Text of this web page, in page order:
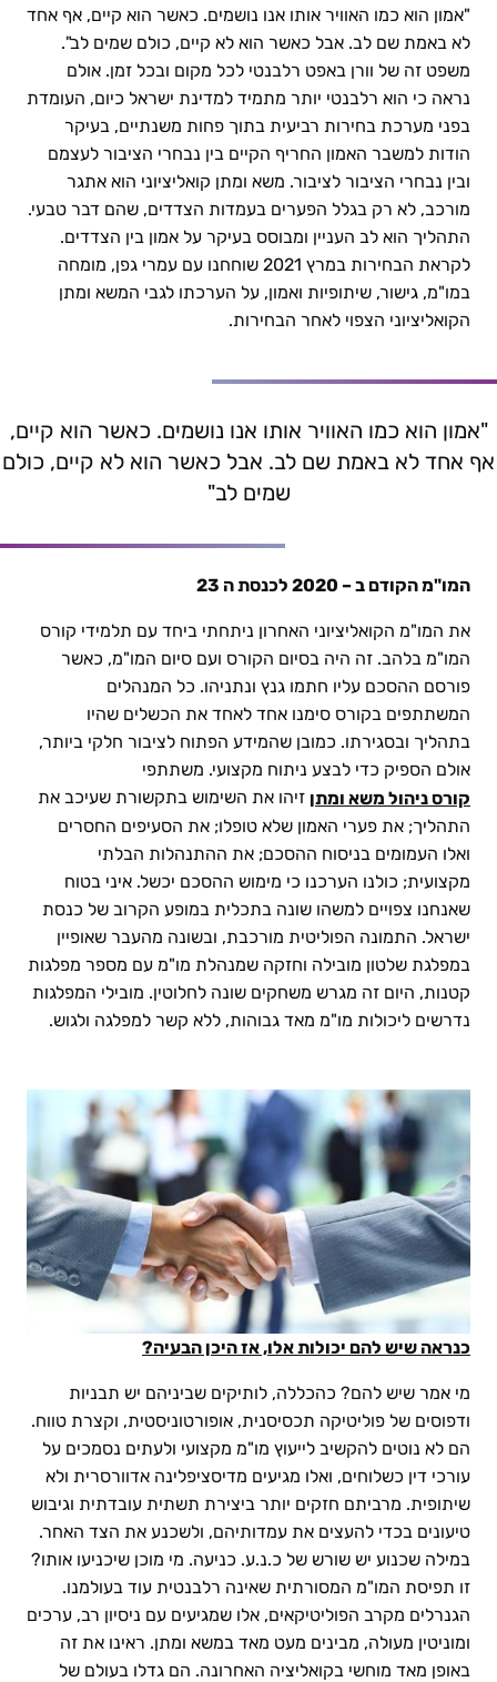
חשיבות האמון במשא ומתן קואליציוני | עמרי גפן
"אמון הוא כמו האוויר אותו אנו נושמים. כאשר הוא קיים, אף אחד
לא באמת שם לב. אבל כאשר הוא לא קיים, כולם שמים לב".
משפט זה של וורן באפט רלבנטי לכל מקום ובכל זמן. אולם
נראה כי הוא רלבנטי יותר מתמיד למדינת ישראל כיום, העומדת
בפני מערכת בחירות רביעית בתוך פחות משנתיים, בעיקר
הודות למשבר האמון החריף הקיים בין נבחרי הציבור לעצמם
ובין נבחרי הציבור לציבור. משא ומתן קואליציוני הוא אתגר
מורכב, לא רק בגלל הפערים בעמדות הצדדים, שהם דבר טבעי.
התהליך הוא לב העניין ומבוסס בעיקר על אמון בין הצדדים.
לקראת הבחירות במרץ 2021 שוחחנו עם עמרי גפן, מומחה
במו"מ, גישור, שיתופיות ואמון, על הערכתו לגבי המשא ומתן
הקואליציוני הצפוי לאחר הבחירות.
"אמון הוא כמו האוויר אותו אנו נושמים. כאשר הוא קיים,
אף אחד לא באמת שם לב. אבל כאשר הוא לא קיים, כולם
שמים לב"
המו"מ הקודם ב – 2020 לכנסת ה 23
את המו"מ הקואליציוני האחרון ניתחתי ביחד עם תלמידי קורס
המו"מ בלהב. זה היה בסיום הקורס ועם סיום המו"מ, כאשר
פורסם ההסכם עליו חתמו גנץ ונתניהו. כל המנהלים
המשתתפים בקורס סימנו אחד לאחד את הכשלים שהיו
בתהליך ובסגירתו. כמובן שהמידע הפתוח לציבור חלקי ביותר,
אולם הספיק כדי לבצע ניתוח מקצועי. משתתפי
קורס ניהול משא ומתן זיהו את השימוש בתקשורת שעיכב את
התהליך; את פערי האמון שלא טופלו; את הסעיפים החסרים
ואלו העמומים בניסוח ההסכם; את ההתנהלות הבלתי
מקצועית; כולנו הערכנו כי מימוש ההסכם יכשל. איני בטוח
שאנחנו צפויים למשהו שונה בתכלית במופע הקרוב של כנסת
ישראל. התמונה הפוליטית מורכבת, ובשונה מהעבר שאופיין
במפלגת שלטון מובילה וחזקה שמנהלת מו"מ עם מספר מפלגות
קטנות, היום זה מגרש משחקים שונה לחלוטין. מובילי המפלגות
נדרשים ליכולות מו"מ מאד גבוהות, ללא קשר למפלגה ולגוש.
כנראה שיש להם יכולות אלו,אז היכן הבעיה?
מי אמר שיש להם? כהכללה, לותיקים שביניהם יש תבניות
ודפוסים של פוליטיקה תכסיסנית, אופורטוניסטית, וקצרת טווח.
הם לא נוטים להקשיב לייעוץ מו"מ מקצועי ולעתים נסמכים על
עורכי דין כשלוחים, ואלו מגיעים מדיסציפלינה אדוורסרית ולא
שיתופית. מרביתם חזקים יותר ביצירת תשתית עובדתית וגיבוש
טיעונים בכדי להעצים את עמדותיהם, ולשכנע את הצד האחר.
במילה שכנוע יש שורש של כ.נ.ע. כניעה. מי מוכן שיכניעו אותו?
זו תפיסת המו"מ המסורתית שאינה רלבנטית עוד בעולמנו.
הגנרלים מקרב הפוליטיקאים, אלו שמגיעים עם ניסיון רב, ערכים
ומוניטין מעולה, מבינים מעט מאד במשא ומתן. ראינו את זה
באופן מאד מוחשי בקואליציה האחרונה. הם גדלו בעולם של